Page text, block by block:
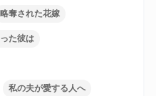
略奪された花嫁
た彼は
私の夫が愛する人へ